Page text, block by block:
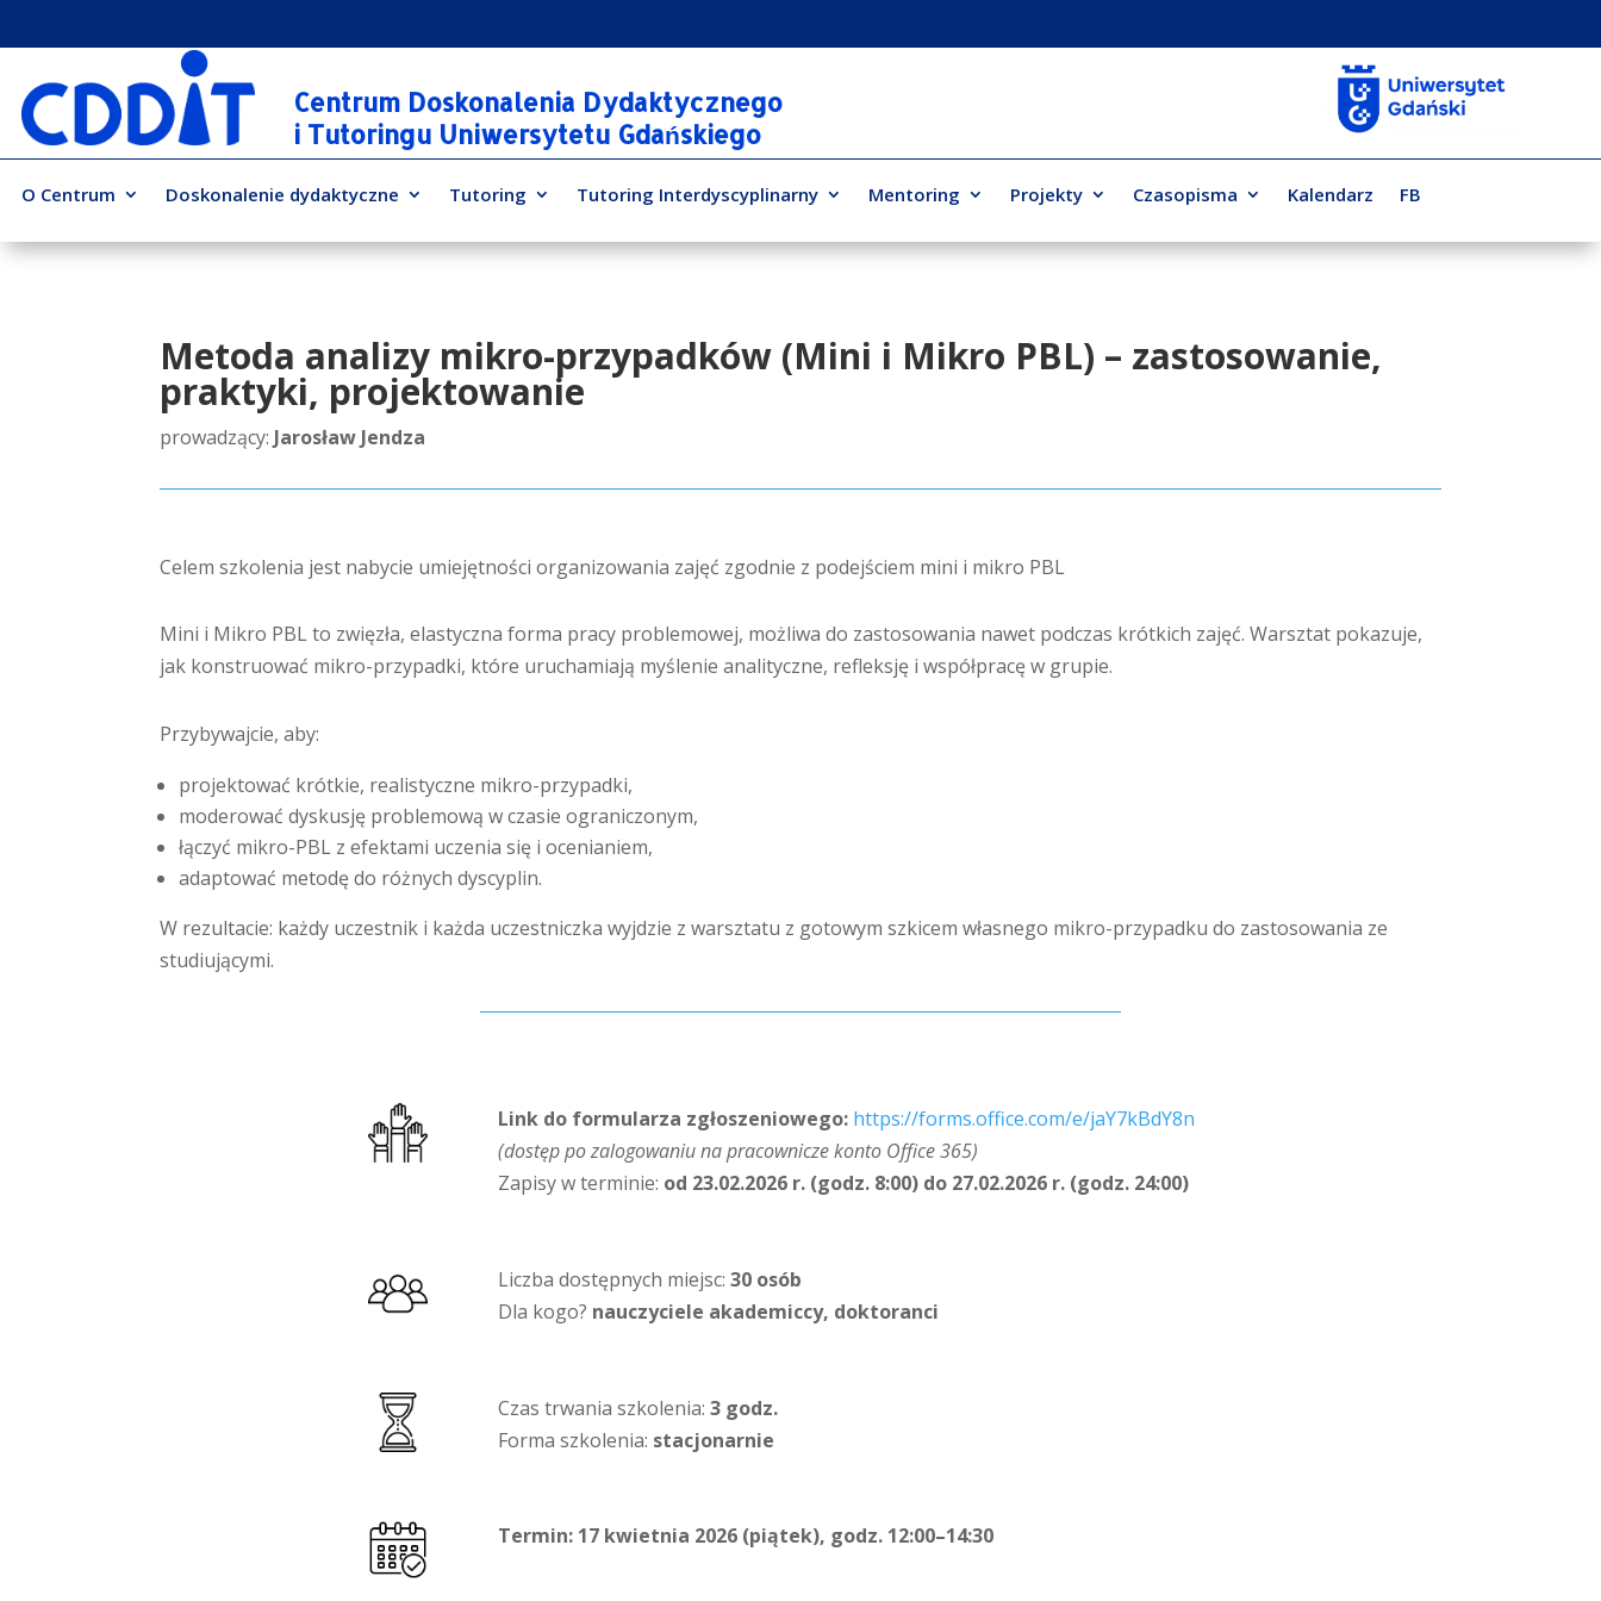
Centrum Doskonalenia Dydaktycznego
i Tutoringu Uniwersytetu Gdańskiego
O Centrum Doskonalenie dydaktyczne Tutoring Tutoring Interdyscyplinarny Mentoring Projekty Czasopisma Kalendarz FB
Metoda analizy mikro-przypadków (Mini i Mikro PBL) – zastosowanie,
praktyki, projektowanie
prowadzący: Jarosław Jendza
Celem szkolenia jest nabycie umiejętności organizowania zajęć zgodnie z podejściem mini i mikro PBL
Mini i Mikro PBL to zwięzła, elastyczna forma pracy problemowej, możliwa do zastosowania nawet podczas krótkich zajęć. Warsztat pokazuje,
jak konstruować mikro-przypadki, które uruchamiają myślenie analityczne, refleksję i współpracę w grupie.
Przybywajcie, aby:
projektować krótkie, realistyczne mikro-przypadki,
moderować dyskusję problemową w czasie ograniczonym,
łączyć mikro-PBL z efektami uczenia się i ocenianiem,
adaptować metodę do różnych dyscyplin.
W rezultacie: każdy uczestnik i każda uczestniczka wyjdzie z warsztatu z gotowym szkicem własnego mikro-przypadku do zastosowania ze
studiującymi.
Link do formularza zgłoszeniowego: https://forms.office.com/e/jaY7kBdY8n
(dostęp po zalogowaniu na pracownicze konto Office 365)
Zapisy w terminie: od 23.02.2026 r. (godz. 8:00) do 27.02.2026 r. (godz. 24:00)
Liczba dostępnych miejsc: 30 osób
Dla kogo? nauczyciele akademiccy, doktoranci
Czas trwania szkolenia: 3 godz.
Forma szkolenia: stacjonarnie
Termin: 17 kwietnia 2026 (piątek), godz. 12:00–14:30